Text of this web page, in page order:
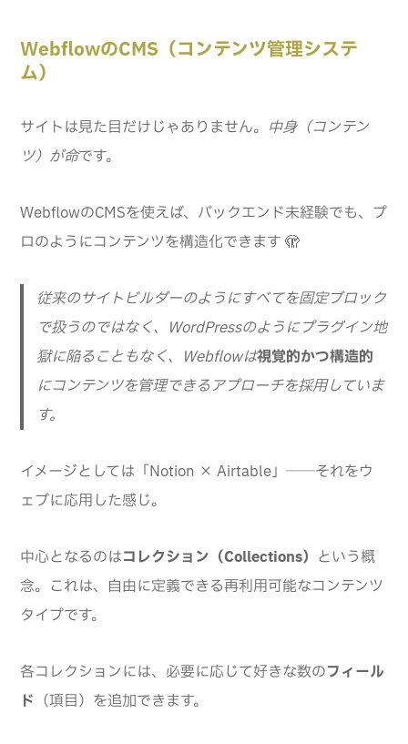
WebflowのCMS（コンテンツ管理システ
ム）
サイトは見た目だけじゃありません。 中身（コンテン
ツ）が命です。
WebflowのCMSを使えば、バックエンド未経験でも、プ
ロのようにコンテンツを構造化できます 🫣
従来のサイトビルダーのようにすべてを固定ブロック
で扱うのではなく、WordPressのようにプラグイン地
獄に陥ることもなく、Webflowは視覚的かつ構造的
にコンテンツを管理できるアプローチを採用していま
す。
イメージとしては「Notion × Airtable」──それをウ
ェブに応用した感じ。
中心となるのはコレクション（Collections） という概
念。これは、自由に定義できる再利用可能なコンテンツ
タイプです。
各コレクションには、必要に応じて好きな数のフィール
ド （項目）を追加できます。